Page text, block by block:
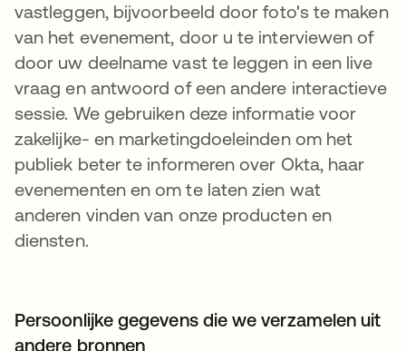
vastleggen, bijvoorbeeld door foto's te maken
van het evenement, door u te interviewen of
door uw deelname vast te leggen in een live
vraag en antwoord of een andere interactieve
sessie. We gebruiken deze informatie voor
zakelijke- en marketingdoeleinden om het
publiek beter te informeren over Okta, haar
evenementen en om te laten zien wat
anderen vinden van onze producten en
diensten.
Persoonlijke gegevens die we verzamelen uit
andere bronnen